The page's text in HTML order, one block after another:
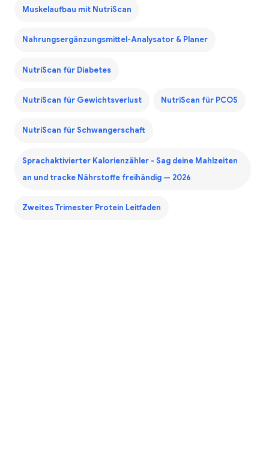
Muskelaufbau mit NutriScan
Nahrungsergänzungsmittel-Analysator & Planer
NutriScan für Diabetes
NutriScan für Gewichtsverlust NutriScan für PCOS
NutriScan für Schwangerschaft
Sprachaktivierter Kalorienzähler - Sag deine Mahlzeiten
an und tracke Nährstoffe freihändig — 2026
Zweites Trimester Protein Leitfaden